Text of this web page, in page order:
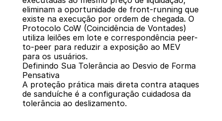
eliminam a oportunidade de front-running que
existe na execução por ordem de chegada. O
Protocolo CoW (Coincidência de Vontades)
utiliza leilões em lote e correspondência peer-
to-peer para reduzir a exposição ao MEV
para os usuários.
Definindo Sua Tolerância ao Desvio de Forma
Pensativa
A proteção prática mais direta contra ataques
de sanduíche é a configuração cuidadosa da
tolerância ao deslizamento.